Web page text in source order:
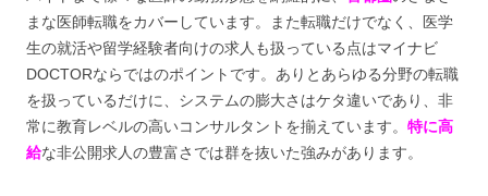
まな医師転職をカバーしています。また転職だけでなく、医学
生の就活や留学経験者向けの求人も扱っている点はマイナビ
DOCTORならではのポイントです。ありとあらゆる分野の転職
を扱っているだけに、システムの膨大さはケタ違いであり、非
常に教育レベルの高いコンサルタントを揃えています。 特に高
給な非公開求人の豊富さでは群を抜いた強みがあります。